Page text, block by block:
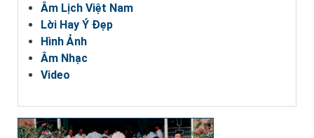
Âm Lịch Việt Nam
Lời Hay Ý Đẹp
Hình Ảnh
Âm Nhạc
Video